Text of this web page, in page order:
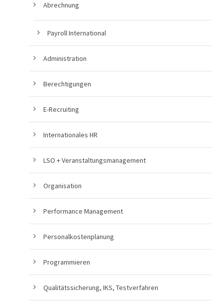
Abrechnung
Payroll International
Administration
Berechtigungen
E-Recruiting
Internationales HR
LSO + Veranstaltungsmanagement
Organisation
Performance Management
Personalkostenplanung
Programmieren
Qualitätssicherung, IKS, Testverfahren